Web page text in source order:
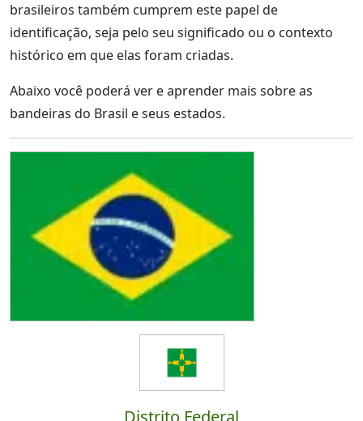
brasileiros também cumprem este papel de
identificação, seja pelo seu significado ou o contexto
histórico em que elas foram criadas.
Abaixo você poderá ver e aprender mais sobre as
bandeiras do Brasil e seus estados.
Distrito Federal